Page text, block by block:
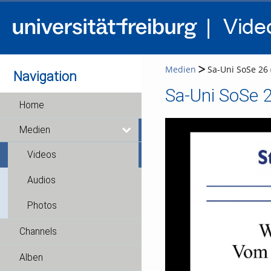
Navigation
Home
Medien
Videos
Audios
Photos
Channels
Alben
Medien Sa-Uni SoSe
Sa-Uni SoSe